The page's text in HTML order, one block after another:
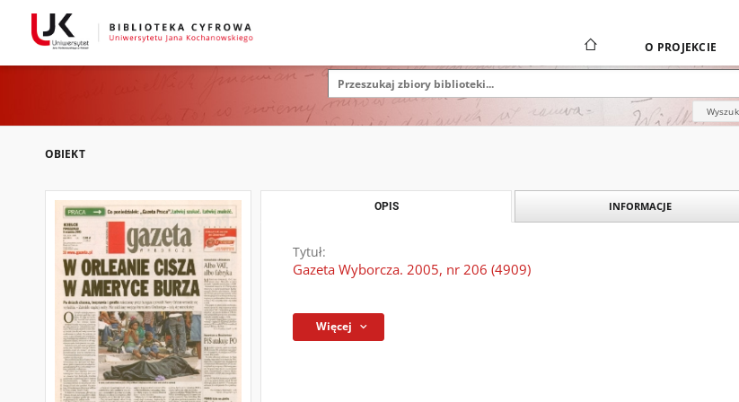
O PROJEKCIE
OBIEKT
OPIS INFORMACJE
Tytuł:
Gazeta Wyborcza. 2005, nr 206 (4909)
Więcej